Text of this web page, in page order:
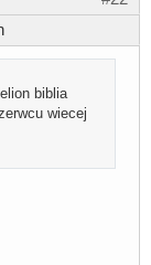
biblia
wiecej